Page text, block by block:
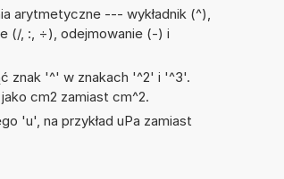
arytmetyczne --- wykładnik (^),
(/, :, ÷), odejmowanie (-) i
znak '^' w znakach '^2' i '^3'.
cm2 zamiast cm^2.
'u', na przykład uPa zamiast